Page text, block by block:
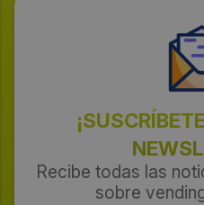
Recibe todas las
sobre